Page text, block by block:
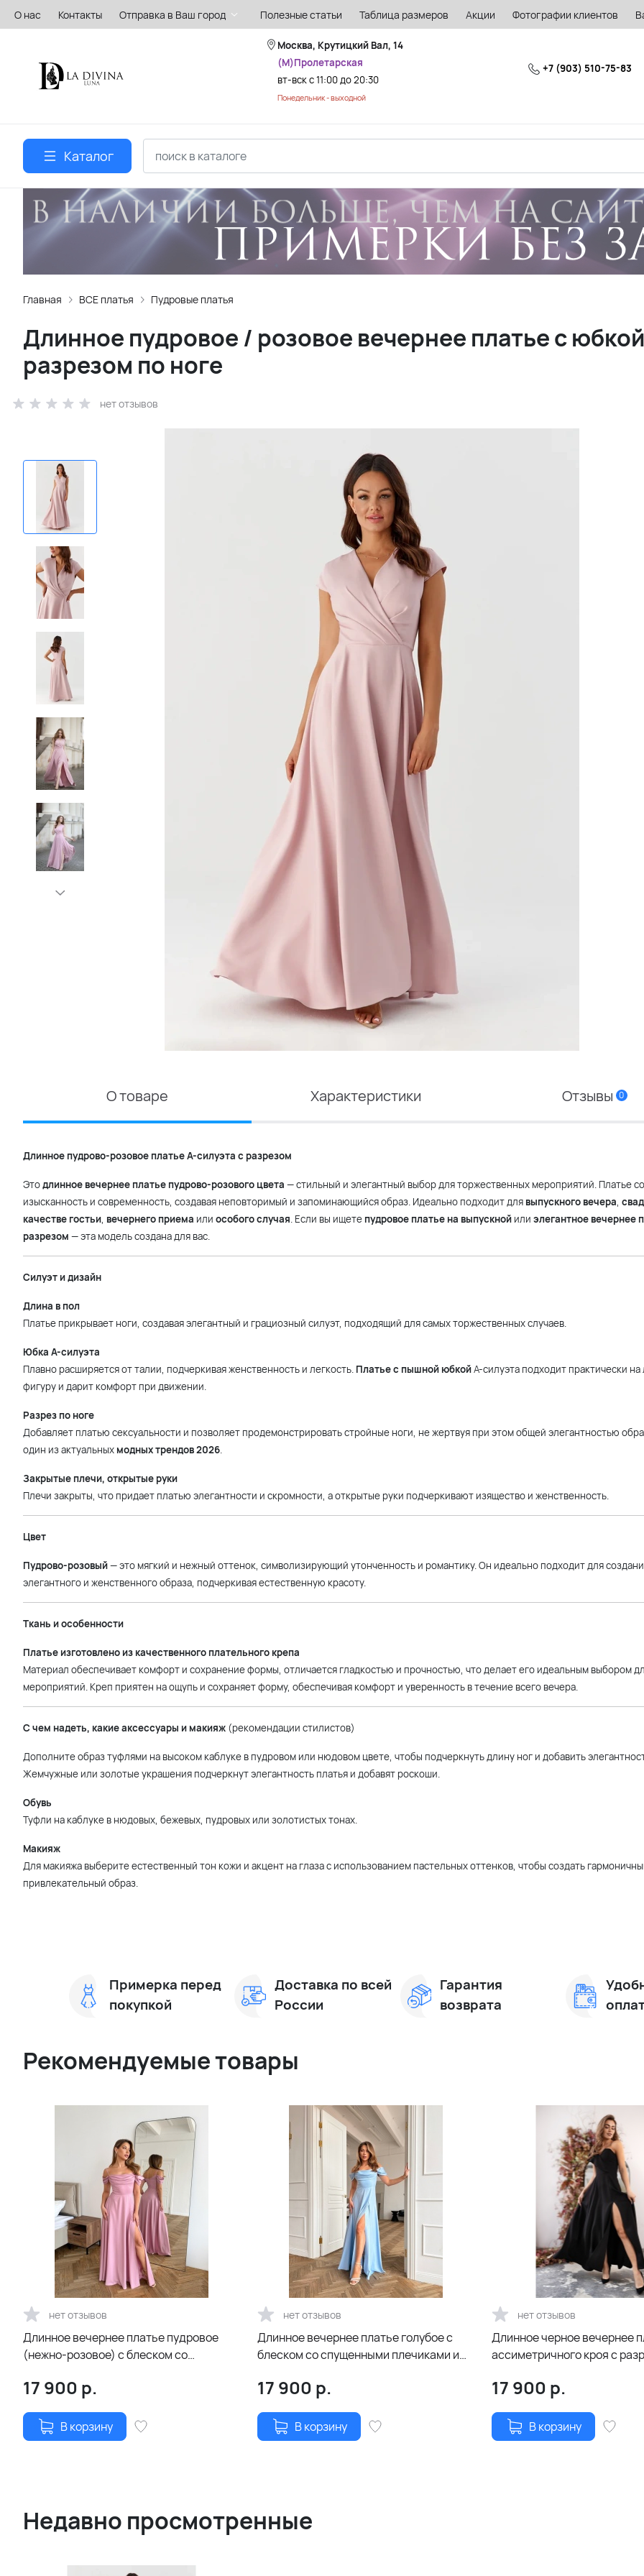
О нас Контакты Отправка в Ваш город Полезные статьи Таблица размеров Акции Фотографии клиентов
Москва, Крутицкий Вал, 14
(М)Пролетарская
вт-вск с 11:00 до 20:30
Понедельник - выходной
+7 (903) 510-75-83
Каталог
Главная ВСЕ платья Пудровые платья
Длинное пудровое / розовое вечернее платье с
разрезом по ноге
нет отзывов
О товаре Характеристики Отзывы 0
Длинное пудрово-розовое платье А-силуэта с разрезом
Этодлинное вечернее платье пудрово-розового цвета — стильный и элегантный выбор для торжественных мероприятий. Платье
изысканность и современность, создавая неповторимый и запоминающийся образ. Идеально подходит для выпускного вечера,
качестве гостьи, вечернего приема или особого случая. Если вы ищете пудровое платье на выпускной или элегантное вечернее
разрезом — эта модель создана для вас.
Силуэт и дизайн
Длина в пол
Платье прикрывает ноги, создавая элегантный и грациозный силуэт, подходящий для самых торжественных случаев.
Юбка А-силуэта
Плавно расширяется от талии, подчеркивая женственность и легкость. Платье с пышной юбкойА-силуэта подходит практически
фигуру и дарит комфорт при движении.
Разрез по ноге
Добавляет платью сексуальности и позволяет продемонстрировать стройные ноги, не жертвуя при этом общей элегантностью
один из актуальных модных трендов 2026.
Закрытые плечи, открытые руки
Плечи закрыты, что придает платью элегантности и скромности, а открытые руки подчеркивают изящество и женственность.
Цвет
Пудрово-розовый— это мягкий и нежный оттенок, символизирующий утонченность и романтику. Он идеально подходит для
элегантного и женственного образа, подчеркивая естественную красоту.
Ткань и особенности
Платье изготовлено из качественного плательного крепа
Материал обеспечивает комфорт и сохранение формы, отличается гладкостью и прочностью, что делает его идеальным выбором
мероприятий. Креп приятен на ощупь и сохраняет форму, обеспечивая комфорт и уверенность в течение всего вечера.
С чем надеть, какие аксессуары и макияж (рекомендации стилистов)
Дополните образ туфлями на высоком каблуке в пудровом или нюдовом цвете, чтобы подчеркнуть длину ног и добавить
Жемчужные или золотые украшения подчеркнут элегантность платья и добавят роскоши.
Обувь
Туфли на каблуке в нюдовых, бежевых, пудровых или золотистых тонах.
Макияж
Для макияжа выберите естественный тон кожи и акцент на глаза с использованием пастельных оттенков, чтобы создать
привлекательный образ.
Примерка перед
покупкой
Доставка по всей
России
Гарантия
возврата
Рекомендуемые товары
нет отзывов
Длинное вечернее платье пудровое
(нежно-розовое) с блеском со
ноге
17 900 р.
В корзину
нет отзывов
Длинное вечернее платье голубое с
блеском со спущенными плечиками и
17 900 р.
В корзину
нет отзывов
Длинное черное вечернее
ассиметричного кроя с
17 900 р.
В корзину
Недавно просмотренные